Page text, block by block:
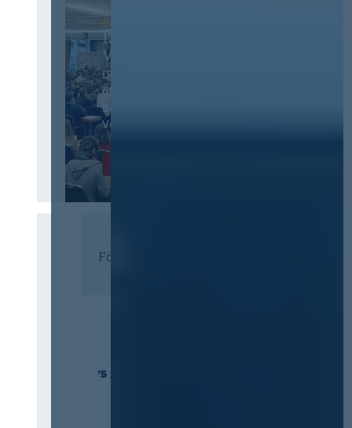
12. & 13. November 2026 in
Berlin
13. Deutscher
Vergabetag
Der Jahreskongress für
öffentliches
Beschaffungswesen und
Vergaberecht
Förderer